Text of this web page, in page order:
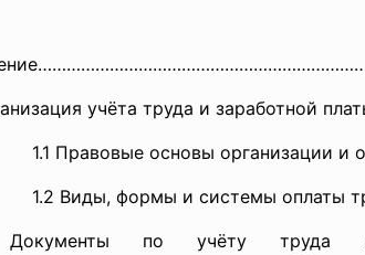
учёта труда и заработной
основы организации и
Виды, формы и системы оплаты
по учёту труда и